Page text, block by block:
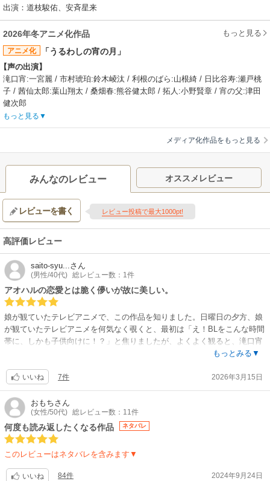
出演：道枝駿佑、安斉星来
2026年冬アニメ化作品 もっと見る
アニメ化 「うるわしの宵の月」
声の出演】
滝口宵:一宮麗 / 市村琥珀:鈴木崚汰 / 利根のばら:山根綺 / 日比谷寿:瀬戸桃
子 / 茜仙太郎:葉山翔太 / 桑畑春:熊谷健太郎 / 拓人:小野賢章 / 宵の父:津田
健次郎
あらすじ】
高校1年生の滝口宵は、誰もが憧れる存在。整った容姿、まっすぐな
心。“お姫様というより、ヒーローか王子がしっくり来る”……自分も、周囲
もそう思っていた。「好きで王子やってるわけじゃないんだけど…」だけ
ど、ある日、現れたのはもうひとりの「王子」。同じ学校の先輩・市村琥
珀に言われた一言が、宵の世界を揺らし始める。「……あんた、めちゃく
ちゃ美しいな」急接近したふたりの間に芽生えるのは、友情なのか恋なの
か……。ともに「王子」と呼ばれる男女が紡ぐ、等身大の青春ラブストー
リー。
制作会社】
イーストフィッシュスタジオ
スタッフ情報】
原作:やまもり三香（「月刊デザート」講談社刊）
監督:丸山裕介
キャラクターデザイン:福田裕樹 / 音楽:伊藤翼 / 音響監督:大寺文彦 / 美術監
督:中尾陽子 / 色彩設計:佐々木梓 / 撮影監督:青木睦希
音楽】
OP:UNISON SQUARE GARDEN「うるわし」 / ED:UNISON SQUARE
GARDEN「アザレアの風」
関連リンク】
もっと見る
メディア化作品をもっと見る
みんなのレビュー オススメレビュー
レビューを書く レビュー投稿で最大1000pt!
高評価レビュー
saito-syu...さん
(男性/40代) 総レビュー数：1件
アオハルの恋愛とは脆く儚いが故に美しい。
娘が観ていたテレビアニメで、この作品を知りました。日曜日の夕方、娘
が観ていたテレビアニメを何気なく覗くと、最初は「え！BLをこんな時間
帯に、しかも子供向けに！？」と焦りましたが、よくよく観ると、滝口宵
は女の子。しかし、何処と無くBL要素が強く、気になり、漫画を読み始め
滝口宵。長い躯体に、低めの声、親ゆずりの男顔。容姿端麗、ショートボ
ブにスレンダーで背の高い、宵のルックスに夢中になりました。そして、
裕福な家庭環境に育ったのに、どこか心に虚無感を持った「危険な香りが
する」イケメン男子の先輩、市村琥珀。
滝口宵は、今まで男子とは縁遠い恋愛経験無しの女子。
市村琥珀は、「本当の」恋愛感情を未だ知らない男子。
恋愛に関しては不得手な二人の、見ていてもどかしく思う、不器用な恋
女子なのに「王子」と呼ばれる、キリリとした滝口宵が、
もっとみる▼
いいね 7件 2026年3月15日
おもちさん
(女性/50代) 総レビュー数：11件
何度も読み返したくなる作品 ネタバレ
このレビューはネタバレを含みます▼
いいね 84件 2024年9月24日